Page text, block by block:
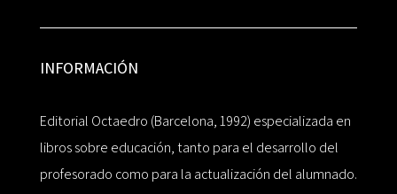
INFORMACIÓN
Editorial Octaedro (Barcelona, 1992) especializada en
libros sobre educación, tanto para el desarrollo del
profesorado como para la actualización del alumnado.